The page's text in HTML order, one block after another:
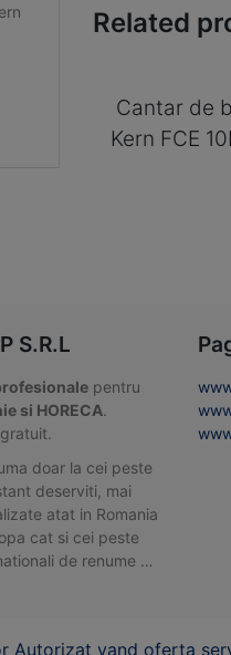
Related
Cantar de
Kern FCE
S.R.L
pentru
si HORECA.
doar la cei peste
deserviti, mai
atat in Romania
cat si cei peste
de renume …